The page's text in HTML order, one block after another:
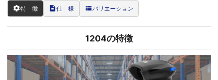
settings特 徴 description仕 様 view_listバリエーション
1204の特徴